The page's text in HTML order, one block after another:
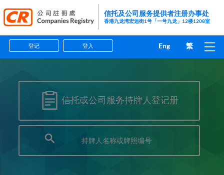
信托及公司服务提供者注册办事处
香港九龙湾宏远街1号「一号九龙」12楼1208室
Eng 繁
登记 登入
表格
资料小册子
信托或公司服务持牌人登记册